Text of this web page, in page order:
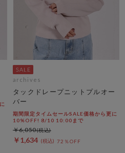
archives
タックドレープニットプルオー
バー
期間限定タイムセールSALE価格から更に
10%OFF! 8/10 10:00まで
￥1,634 72％OFF
￥6,050